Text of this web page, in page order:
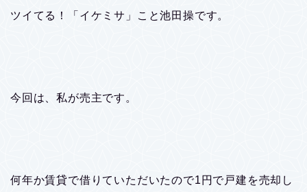
ツイてる！「イケミサ」こと池田操です。
今回は、私が売主です。
何年か賃貸で借りていただいたので1円で戸建を売却し